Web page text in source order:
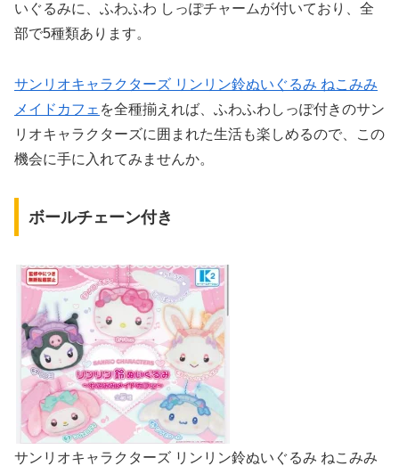
いぐるみに、ふわふわ しっぽチャームが付いており、全
部で5種類あります。
サンリオキャラクターズ リンリン鈴ぬいぐるみ ねこみみ
メイドカフェ を全種揃えれば、ふわふわしっぽ付きのサン
リオキャラクターズに囲まれた生活も楽しめるので、この
機会に手に入れてみませんか。
ボールチェーン付き
サンリオキャラクターズ リンリン鈴ぬいぐるみ ねこみみ